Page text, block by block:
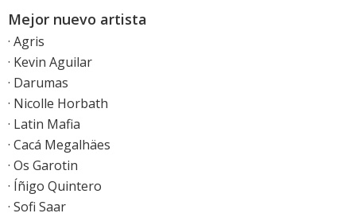
Mejor nuevo artista
· Agris
· Kevin Aguilar
· Darumas
· Nicolle Horbath
· Latin Mafia
· Cacá Megalhäes
· Os Garotin
· Íñigo Quintero
· Sofi Saar